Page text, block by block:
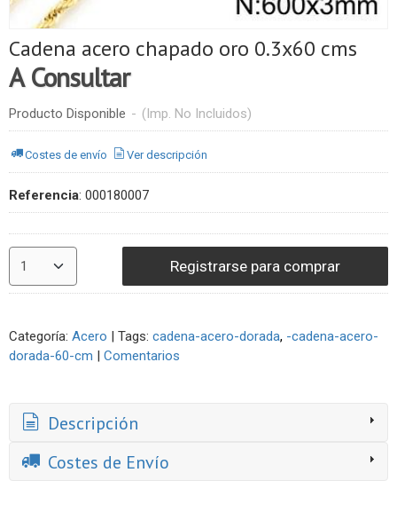
Cadena acero chapado oro 0.3x60 cms
A Consultar
Producto Disponible - (Imp. No Incluidos)
Costes de envío Ver descripción
Referencia: 000180007
Registrarse para comprar
Categoría: Acero | Tags: cadena-acero-dorada -cadena-acero-
dorada-60-cm | Comentarios
Descripción
Costes de Envío